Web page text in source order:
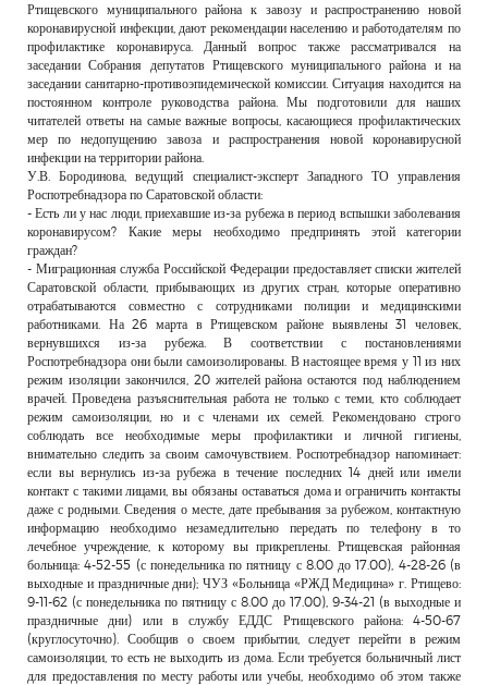
Ртищевского муниципального района к завозу и распространению новой
коронавирусной инфекции, дают рекомендации населению и работодателям по
профилактике коронавируса. Данный вопрос также рассматривался на
заседании Собрания депутатов Ртищевского муниципального района и на
заседании санитарно-противоэпидемической комиссии. Ситуация находится на
постоянном контроле руководства района. Мы подготовили для наших
читателей ответы на самые важные вопросы, касающиеся профилактических
мер по недопущению завоза и распространения новой коронавирусной
инфекции на территории района.
У.В. Бородинова, ведущий специалист-эксперт Западного ТО управления
Роспотребнадзора по Саратовской области:
- Есть ли у нас люди, приехавшие из-за рубежа в период вспышки заболевания
коронавирусом? Какие меры необходимо предпринять этой категории
граждан?
- Миграционная служба Российской Федерации предоставляет списки жителей
Саратовской области, прибывающих из других стран, которые оперативно
отрабатываются совместно с сотрудниками полиции и медицинскими
работниками. На 26 марта в Ртищевском районе выявлены 31 человек,
вернувшихся из-за рубежа. В соответствии с постановлениями
Роспотребнадзора они были самоизолированы. В настоящее время у 11 из них
режим изоляции закончился, 20 жителей района остаются под наблюдением
врачей. Проведена разъяснительная работа не только с теми, кто соблюдает
режим самоизоляции, но и с членами их семей. Рекомендовано строго
соблюдать все необходимые меры профилактики и личной гигиены,
внимательно следить за своим самочувствием. Роспотребнадзор напоминает:
если вы вернулись из-за рубежа в течение последних 14 дней или имели
контакт с такими лицами, вы обязаны оставаться дома и ограничить контакты
даже с родными. Сведения о месте, дате пребывания за рубежом, контактную
информацию необходимо незамедлительно передать по телефону в то
лечебное учреждение, к которому вы прикреплены. Ртищевская районная
больница: 4-52-55 (с понедельника по пятницу с 8.00 до 17.00), 4-28-26 (в
выходные и праздничные дни); ЧУЗ «Больница «РЖД Медицина» г. Ртищево:
9-11-62 (с понедельника по пятницу с 8.00 до 17.00), 9-34-21 (в выходные и
праздничные дни) или в службу ЕДДС Ртищевского района: 4-50-67
(круглосуточно). Сообщив о своем прибытии, следует перейти в режим
самоизоляции, то есть не выходить из дома. Если требуется больничный лист
для предоставления по месту работы или учебы, необходимо об этом также